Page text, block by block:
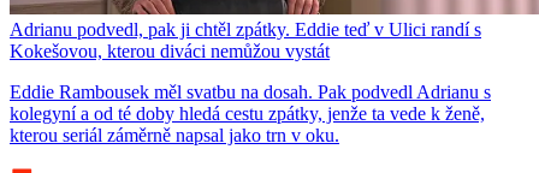
Adrianu podvedl, pak ji chtěl zpátky. Eddie teď v Ulici randí s
Kokešovou, kterou diváci nemůžou vystát
Eddie Rambousek měl svatbu na dosah. Pak podvedl Adrianu s
kolegyní a od té doby hledá cestu zpátky, jenže ta vede k ženě,
kterou seriál záměrně napsal jako trn v oku.